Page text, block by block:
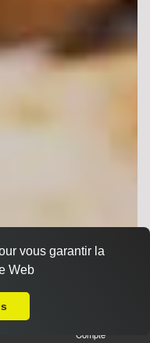
Compte
vous garantir la
Web